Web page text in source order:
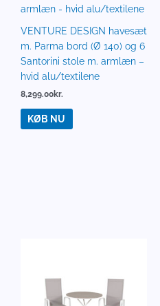
VENTURE DESIGN havesæt
m. Parma bord (Ø 140) og 6
Santorini stole m. armlæn –
hvid alu/textilene
8,299.00kr.
KØB NU